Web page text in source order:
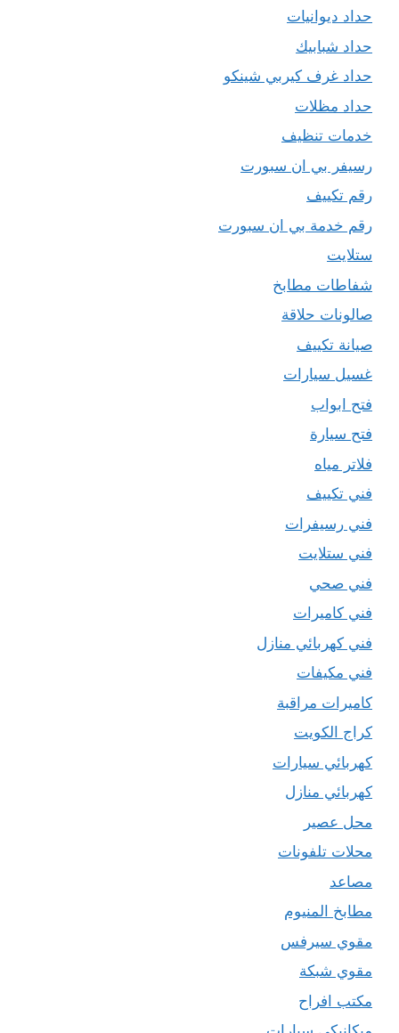
حداد ديوانيات
حداد شبابيك
حداد غرف كيربي شينكو
حداد مظلات
خدمات تنظيف
رسيفر بي ان سبورت
رقم تكييف
رقم خدمة بي ان سبورت
ستلايت
شفاطات مطابخ
صالونات حلاقة
صيانة تكييف
غسيل سيارات
فتح ابواب
فتح سيارة
فلاتر مياه
فني تكييف
فني رسيفرات
فني ستلايت
فني صحي
فني كاميرات
فني كهربائي منازل
فني مكيفات
كاميرات مراقبة
كراج الكويت
كهربائي سيارات
كهربائي منازل
محل عصير
محلات تلفونات
مصاعد
مطابخ المنيوم
مقوي سيرفس
مقوي شبكة
مكتب افراح